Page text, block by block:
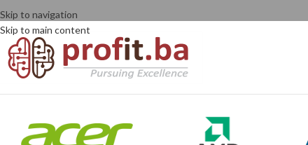
Skip to navigation
Skip to main content